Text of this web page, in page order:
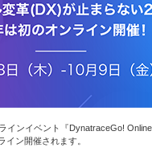
インイベント『DynatraceGo!
イン開催されます。